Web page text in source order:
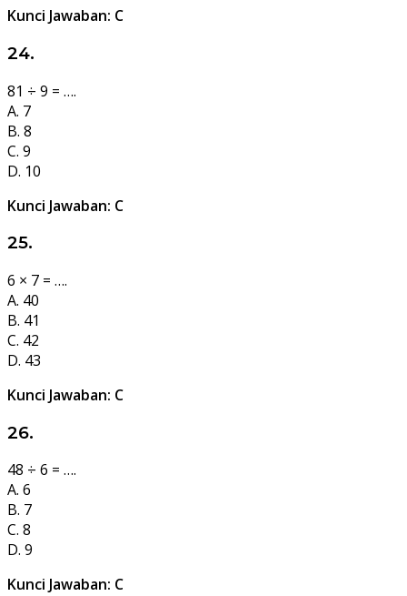
Kunci Jawaban: C
24.
81 ÷ 9 = ….
A. 7
B. 8
C. 9
D. 10
Kunci Jawaban: C
25.
6 × 7 = ….
A. 40
B. 41
C. 42
D. 43
Kunci Jawaban: C
26.
48 ÷ 6 = ….
A. 6
B. 7
C. 8
D. 9
Kunci Jawaban: C